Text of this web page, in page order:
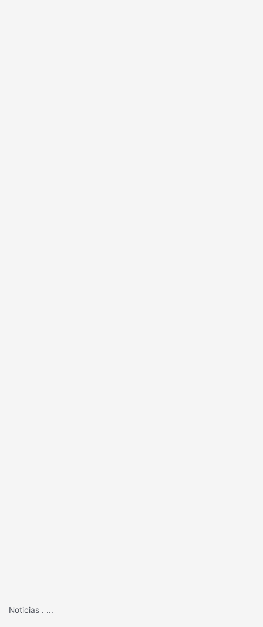
Noticias . ...